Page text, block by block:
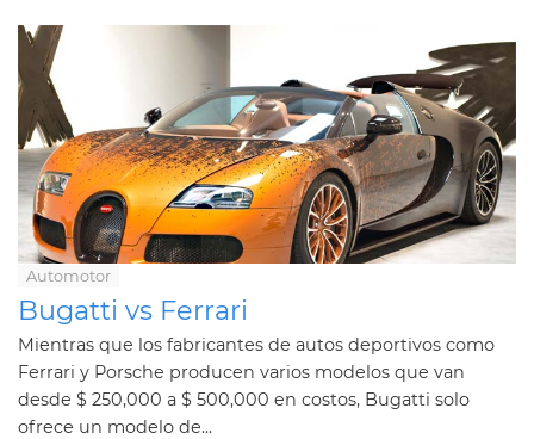
Automotor
Bugatti vs Ferrari
Mientras que los fabricantes de autos deportivos como
Ferrari y Porsche producen varios modelos que van
desde $ 250,000 a $ 500,000 en costos, Bugatti solo
ofrece un modelo de...